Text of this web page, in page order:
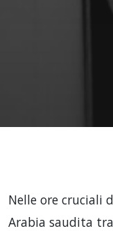
Nelle ore cruciali
Arabia saudita